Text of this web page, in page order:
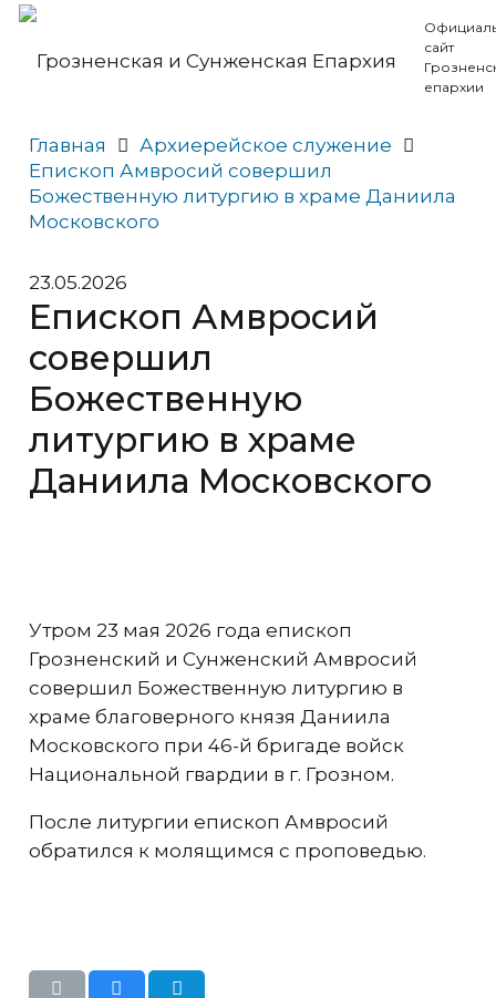
сайт
епархии
Главная
Архиерейское служение
Епископ Амвросий совершил
Божественную литургию в храме Даниила
Московского
23.05.2026
Епископ Амвросий
совершил
Божественную
литургию в храме
Даниила Московского
Утром 23 мая 2026 года епископ
Грозненский и Сунженский Амвросий
совершил Божественную литургию в
храме благоверного князя Даниила
Московского при 46-й бригаде войск
Национальной гвардии в г. Грозном.
После литургии епископ Амвросий
обратился к молящимся с проповедью.